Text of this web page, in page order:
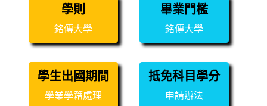
學則
銘傳大學
畢業門檻
銘傳大學
學生出國期間
學業學籍處理
抵免科目學分
申請辦法